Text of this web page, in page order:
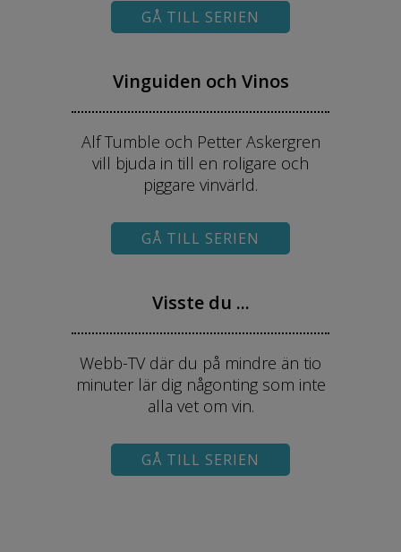
GÅ TILL SERIEN
Vinguiden och Vinos
Alf Tumble och Petter Askergren
vill bjuda in till en roligare och
piggare vinvärld.
GÅ TILL SERIEN
Visste du ...
Webb-TV där du på mindre än tio
minuter lär dig någonting som inte
alla vet om vin.
GÅ TILL SERIEN